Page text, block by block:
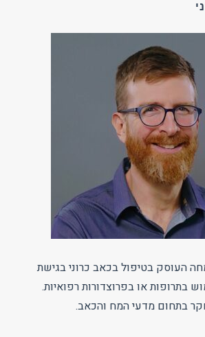
העוסק בטיפול בכאב כרוני בגישת
בתרופות או בפרוצדורות רפואיות.
בתחום מדעי המח והכאב.